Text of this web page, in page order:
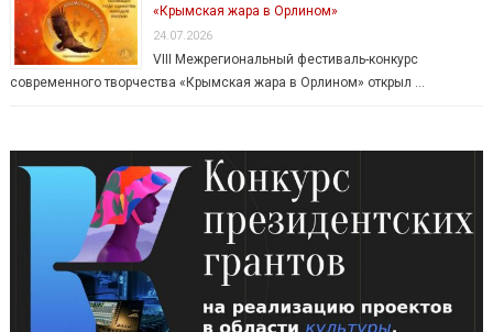
«Крымская жара в Орлином»
24.07.2026
VIII Межрегиональный фестиваль-конкурс
современного творчества «Крымская жара в Орлином» открыл …